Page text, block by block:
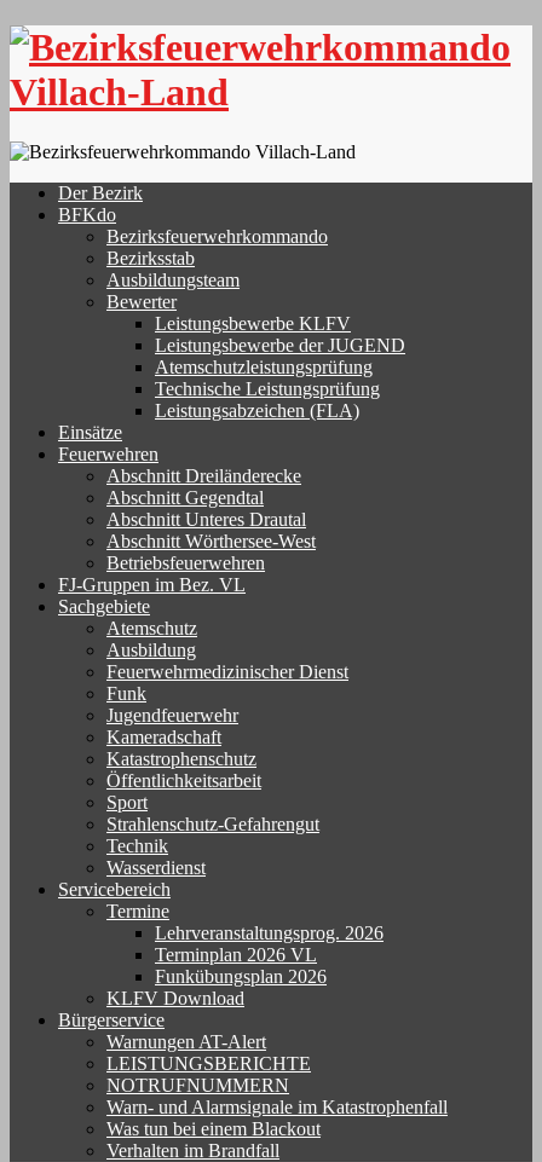
Skip
content
Der Bezirk
BFKdo
Bezirksfeuerwehrkommando
Bezirksstab
Ausbildungsteam
Bewerter
Leistungsbewerbe KLFV
Leistungsbewerbe der JUGEND
Atemschutzleistungsprüfung
Technische Leistungsprüfung
Leistungsabzeichen (FLA)
Einsätze
Feuerwehren
Abschnitt Dreiländerecke
Abschnitt Gegendtal
Abschnitt Unteres Drautal
Abschnitt Wörthersee-West
Betriebsfeuerwehren
FJ-Gruppen im Bez. VL
Sachgebiete
Atemschutz
Ausbildung
Feuerwehrmedizinischer Dienst
Funk
Jugendfeuerwehr
Kameradschaft
Katastrophenschutz
Öffentlichkeitsarbeit
Sport
Strahlenschutz-Gefahrengut
Technik
Wasserdienst
Servicebereich
Termine
Lehrveranstaltungsprog. 2026
Terminplan 2026 VL
Funkübungsplan 2026
KLFV Download
Bürgerservice
Warnungen AT-Alert
LEISTUNGSBERICHTE
NOTRUFNUMMERN
Warn- und Alarmsignale im Katastrophenfall
Was tun bei einem Blackout
Verhalten im Brandfall